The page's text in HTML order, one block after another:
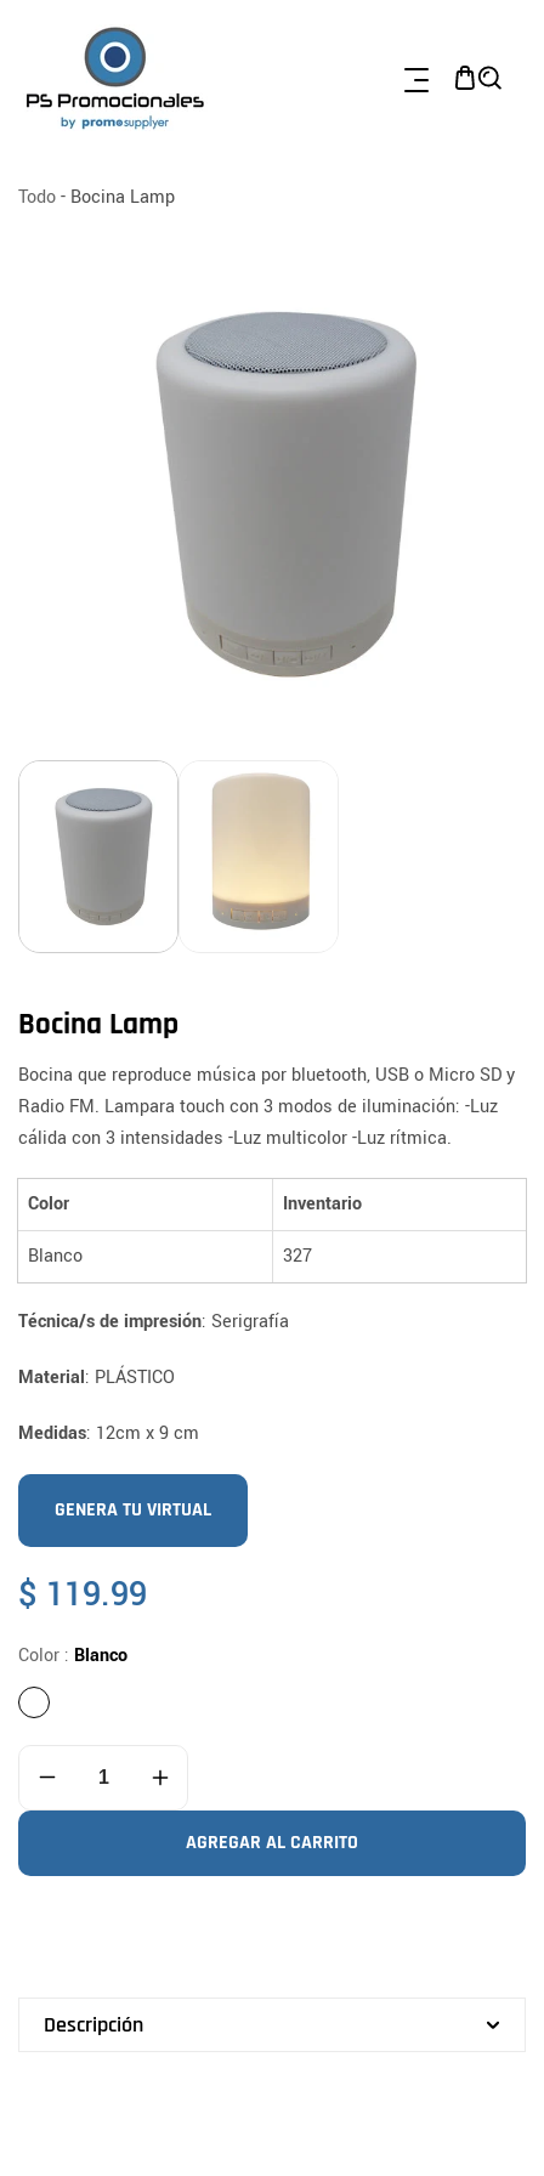
AL CONTENIDO
Todo- Bocina Lamp
Bocina Lamp
Bocina que reproduce música por bluetooth, USB o Micro SD y
Radio FM. Lampara touch con 3 modos de iluminación: -Luz
cálida con 3 intensidades -Luz multicolor -Luz rítmica.
Color Inventario
Blanco 327
Técnica/s de impresión: Serigrafía
Material: PLÁSTICO
Medidas: 12cm x 9 cm
GENERA TU VIRTUAL
Precio
habitual
$ 119.99
Color : Blanco
Reducir
cantidad
Lamp
Aumentar
cantidad
Bocina
Lamp
AGREGAR AL CARRITO
Descripción